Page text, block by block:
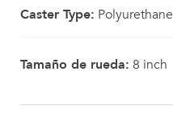
Caster Type: Polyurethane
Tamaño de rueda: 8 inch